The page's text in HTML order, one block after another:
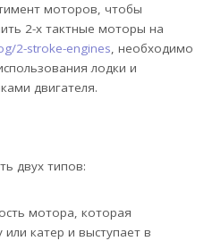
моторов, чтобы
2-х тактные моторы на
2-stroke-engines, необходимо
лодки и
двигателя.
двух типов:
мотора, которая
или катер и выступает в